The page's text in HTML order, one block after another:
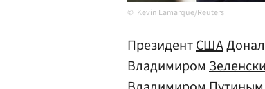
Kevin Lamarque/Reuters
ПрезидентСША
Владимиром